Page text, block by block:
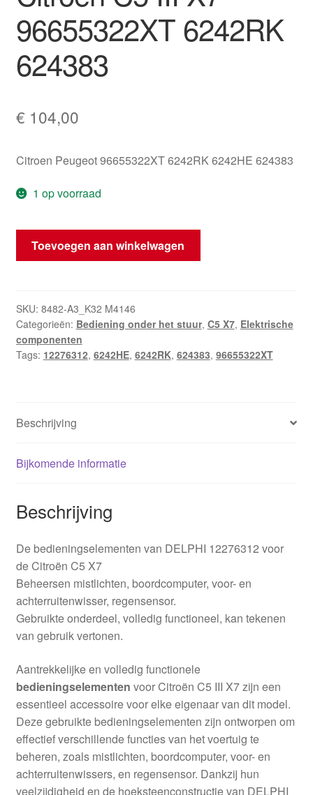
96655322XT 6242RK
624383
€ 104,00
Citroen Peugeot 96655322XT 6242RK 6242HE 624383
1 op voorraad
Bedieningselementen
Citroën
X7
96655322XT
6242RK
624383
Toevoegen aan winkelwagen
SKU: 8482-A3_K32 M4146
Categorieën: Bediening onder het stuur, C5 X7, Elektrische
componenten
Tags: 12276312, 6242HE, 6242RK, 624383, 96655322XT
Beschrijving
Bijkomende informatie
Beschrijving
De bedieningselementen van DELPHI 12276312 voor
de Citroën C5 X7
Beheersen mistlichten, boordcomputer, voor- en
achterruitenwisser, regensensor.
Gebruikte onderdeel, volledig functioneel, kan tekenen
van gebruik vertonen.
Aantrekkelijke en volledig functionele
bedieningselementen voor Citroën C5 III X7 zijn een
essentieel accessoire voor elke eigenaar van dit model.
Deze gebruikte bedieningselementen zijn ontworpen om
effectief verschillende functies van het voertuig te
beheren, zoals mistlichten, boordcomputer, voor- en
achterruitenwissers, en regensensor. Dankzij hun
veelzijdigheid en de hoeksteenconstructie van DELPHI